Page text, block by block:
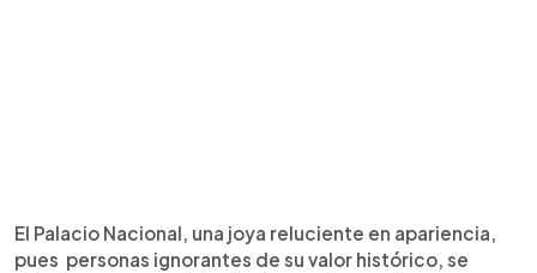
El Palacio Nacional, una joya reluciente en apariencia,
pues personas ignorantes de su valor histórico, se